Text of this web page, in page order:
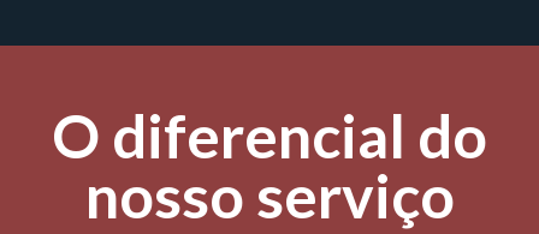
O diferencial do
nosso serviço